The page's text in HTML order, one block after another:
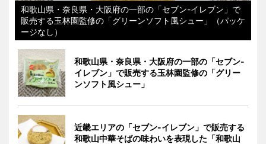
和歌山県・奈良県・大阪府の一部の「セブン-イレブン」で
販売する玉林園監修の「グリーンソフト風シュー」（パッケ
ージなし）
和歌山県・奈良県・大阪府の一部の「セブン-
イレブン」で販売する玉林園監修の「グリー
ンソフト風シュー」
近畿エリアの「セブン-イレブン」で販売する
和歌山中華そばの味わいを表現した「和歌山